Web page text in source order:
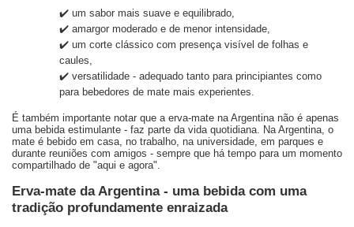
✔️ um sabor mais suave e equilibrado,
✔️ amargor moderado e de menor intensidade,
✔️ um corte clássico com presença visível de folhas e
caules,
✔️ versatilidade - adequado tanto para principiantes como
para bebedores de mate mais experientes.
É também importante notar que a erva-mate na Argentina não é apenas
uma bebida estimulante - faz parte da vida quotidiana. Na Argentina, o
mate é bebido em casa, no trabalho, na universidade, em parques e
durante reuniões com amigos - sempre que há tempo para um momento
compartilhado de "aqui e agora".
Erva-mate da Argentina - uma bebida com uma
tradição profundamente enraizada